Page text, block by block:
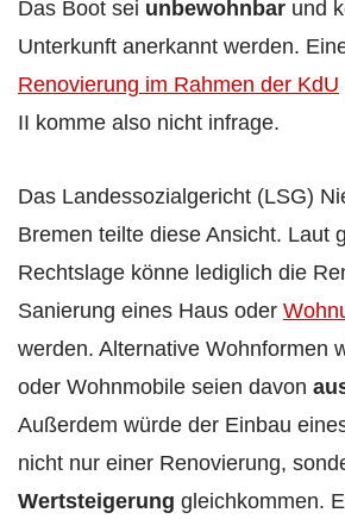
Das Boot sei unbewohnbar und
Unterkunft anerkannt werden.
Renovierung im Rahmen der KdU
II komme also nicht infrage.
Das Landessozialgericht (LSG)
Bremen teilte diese Ansicht. Laut
Rechtslage könne lediglich die
Sanierung eines Haus oder
werden. Alternative Wohnformen
oder Wohnmobile seien davon
Außerdem würde der Einbau
nicht nur einer Renovierung,
Wertsteigerung gleichkommen.